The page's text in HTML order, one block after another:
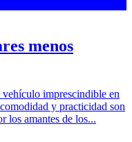
menos
imprescindible en
y practicidad son
los amantes de los...